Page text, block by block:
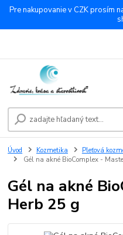
Pre nakupovanie v CZK prosím
Úvod Kozmetika Pleťová
Gél na akné BioComplex -
Gél na akné
Herb 25 g